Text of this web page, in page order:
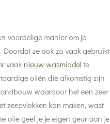
voordelige manier om je
ze ook zo vaak gebruikt
vaak nieuw wasmiddelte
oliën die afkomstig zijn
waardoor het een zeer
zeepvlokken kan maken, wast
olie geef je je eigen geur aan je